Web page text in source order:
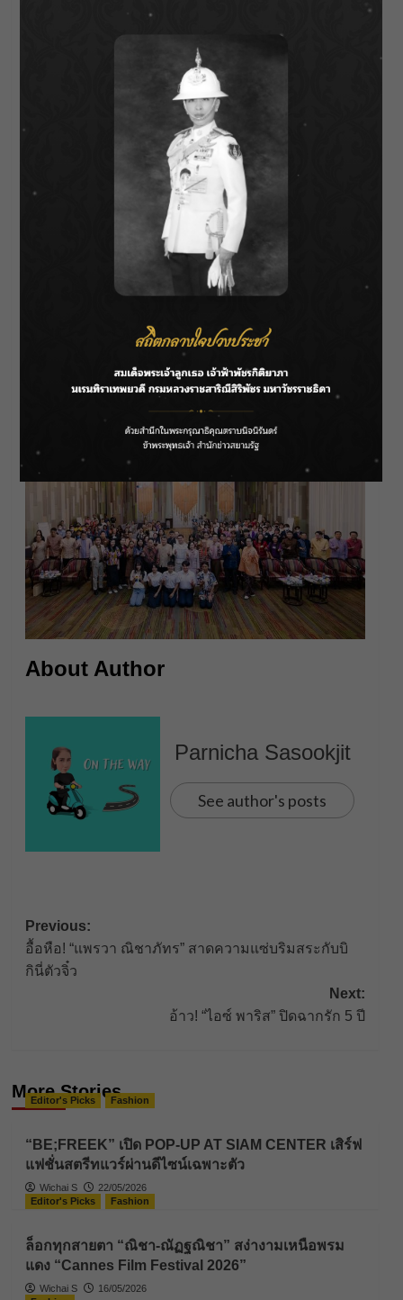
กลุ่มเป้าหมายมีดังนี้
เชี่ยวชาญด้านการสร้างแบรนด์ให้กับผลิตภัณฑ์
ผ้าและงานหัตถกรรมสู่ตลาดสากล
ผู้เชี่ยวชาญด้านการสร้างแบรนด์ให้กับ
ผลิตภัณฑ์ผ้าและงานหัตถกรรมสู่ตลาดสากล ผู้ก่อ
ตั้งและนักออกแบบแบรนด์ THEATRE
ผู้เชี่ยวชาญด้านการต่อยอด
ผลิตภัณฑ์ผ้า และงานหัตถกรรมตามเทรนด์
อาจารย์ ดร.กิติศักดิ์ เยาวนานนท์
ผู้เชี่ยวชาญด้านการพัฒนาบรรจุภัณฑ์ให้ตรงกับ
ความต้องการของตลาด
นายนุวัฒน์ พรมจันทึก
เชี่ยวชาญด้านการผลิตเส้นใย และการย้อมสี
อาจารย์ ดร.ฐิศิรักน์ โปตะวณิชผู้เชี่ยวชาญด้าน
กลยุทธ์ทางการตลาด และการจำหน่ายผลิตภัณฑ์
About Author
Parnicha Sasookjit
See author's posts
Post
navigation
Previous:
อื้อหือ! “แพรวา ณิชาภัทร” สาดความแซ่บริมสระกับบิ
กินี่ตัวจิ๋ว
Next:
อ้าว! “ไอซ์ พาริส” ปิดฉากรัก 5 ปี
More Stories
Editor's Picks Fashion
“BE;FREEK” เปิด POP-UP AT SIAM CENTER เสิร์ฟ
แฟชั่นสตรีทแวร์ผ่านดีไซน์เฉพาะตัว
Wichai S
22/05/2026
Editor's Picks
Fashion
ล็อกทุกสายตา “ณิชา-ณัฏฐณิชา” สง่างามเหนือพรม
แดง “Cannes Film Festival 2026”
Wichai S
16/05/2026